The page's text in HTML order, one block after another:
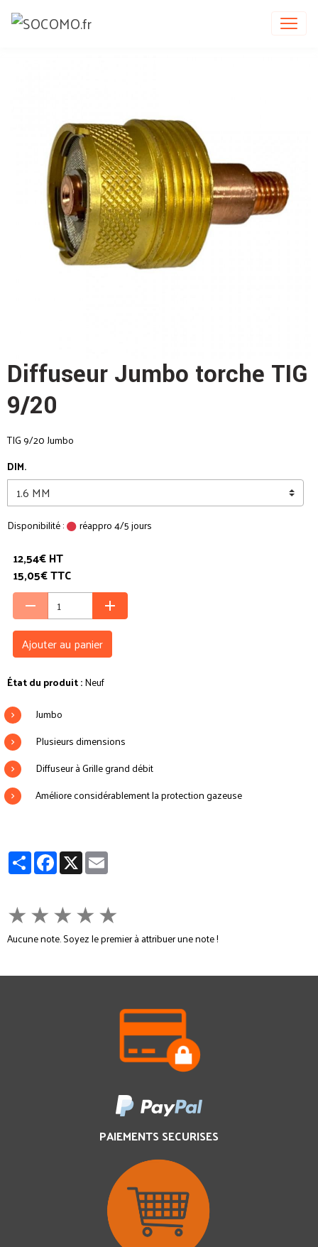
Diffuseur Jumbo torche TIG
9/20
TIG 9/20 Jumbo
DIM.
Disponibilité : réappro 4/5 jours
12,54€ HT
15,05€ TTC
Ajouter au panier
État du produit :Neuf
Jumbo
Plusieurs dimensions
Diffuseur à Grille grand débit
Améliore considérablement la protection gazeuse
PartagerFacebook
X
★★★★★
Aucune note. Soyez le premier à attribuer une note !
PAIEMENTS SECURISES